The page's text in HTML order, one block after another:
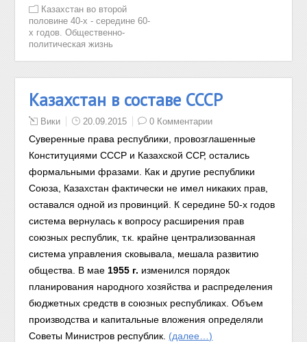
Казахстан во второй
половине 40-х - середине 60-
х годов. Общественно-
политическая жизнь
Казахстан в составе СССР
Вики 20.09.2015 0 Комментарии
Суверенные права республики, провозглашенные
Конституциями СССР и Казахской ССР, остались
формальными фразами. Как и другие республики
Союза, Казахстан фактически не имел никаких прав,
оставался одной из провинций.
К середине 50-х годов
система вернулась к вопросу расширения прав
союзных республик, т.к. крайне централизованная
система управления сковывала, мешала развитию
общества.
В мае 1955 г. изменился порядок
планирования народного хозяйства и распределения
бюджетных средств в союзных республиках. Объем
производства и капитальные вложения определяли
Советы Министров республик. (далее…)